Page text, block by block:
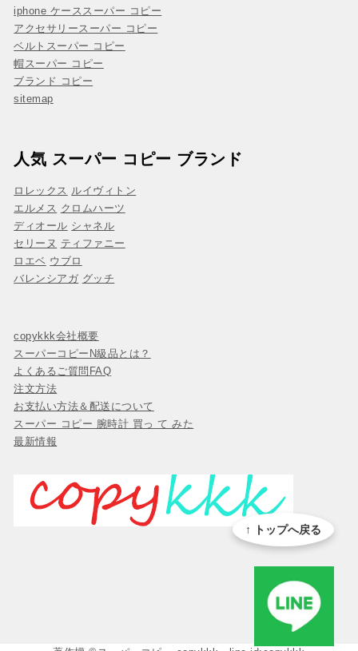
iphone ケーススーパー コピー
アクセサリースーパー コピー
ベルトスーパー コピー
帽スーパー コピー
ブランド コピー
sitemap
人気 スーパー コピー ブランド
ロレックス ルイヴィトン
エルメス クロムハーツ
ディオール シャネル
セリーヌ ティファニー
ロエベ ウブロ
バレンシアガ グッチ
copykkk会社概要
スーパーコピーN級品とは？
よくあるご質問FAQ
注文方法
お支払い方法＆配送について
スーパー コピー 腕時計 買っ て みた
最新情報
↑ トップへ戻る